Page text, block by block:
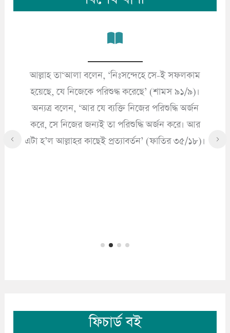
আল্লাহ তা‘আলা বলেন, ‘নিঃসন্দেহে সে-ই সফলকাম
হয়েছে, যে নিজেকে পরিশুদ্ধ করেছে’ (শামস ৯১/৯)।
অন্যত্র বলেন, ‘আর যে ব্যক্তি নিজের পরিশুদ্ধি অর্জন
করে, সে নিজের জন্যই তা পরিশুদ্ধি অর্জন করে। আর
এটা হ’ল আল্লাহর কাছেই প্রত্যাবর্তন’ (ফাতির ৩৫/১৮)।
ফিচার্ড বই